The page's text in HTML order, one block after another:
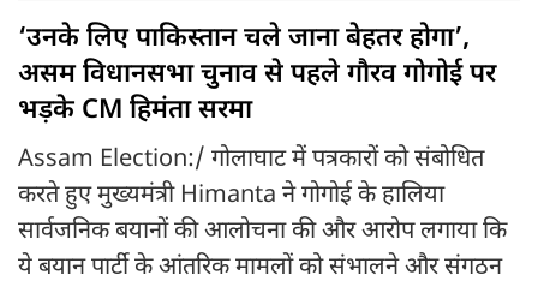
‘उनके लिए पाकिस्तान चले जाना बेहतर होगा’,
असम विधानसभा चुनाव से पहले गौरव गोगोई पर
भड़के CM हिमंता सरमा
Assam Election:/ गोलाघाट में पत्रकारों को संबोधित
करते हुए मुख्यमंत्री Himanta ने गोगोई के हालिया
सार्वजनिक बयानों की आलोचना की और आरोप लगाया कि
ये बयान पार्टी के आंतरिक मामलों को संभालने और संगठन